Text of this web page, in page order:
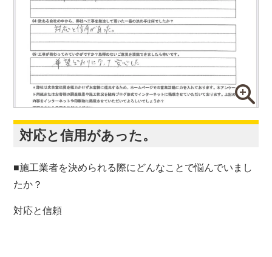
対応と信用があった。
■施工業者を決められる際にどんなことで悩んでいまし
たか？
対応と信頼